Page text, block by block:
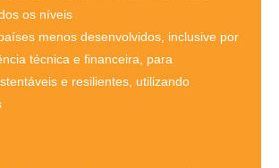
os níveis
menos desenvolvidos, inclusive por
técnica e financeira, para
e resilientes, utilizando